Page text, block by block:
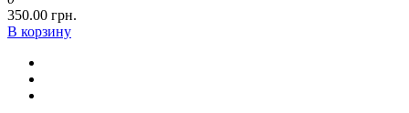
350.00 грн.
В корзину